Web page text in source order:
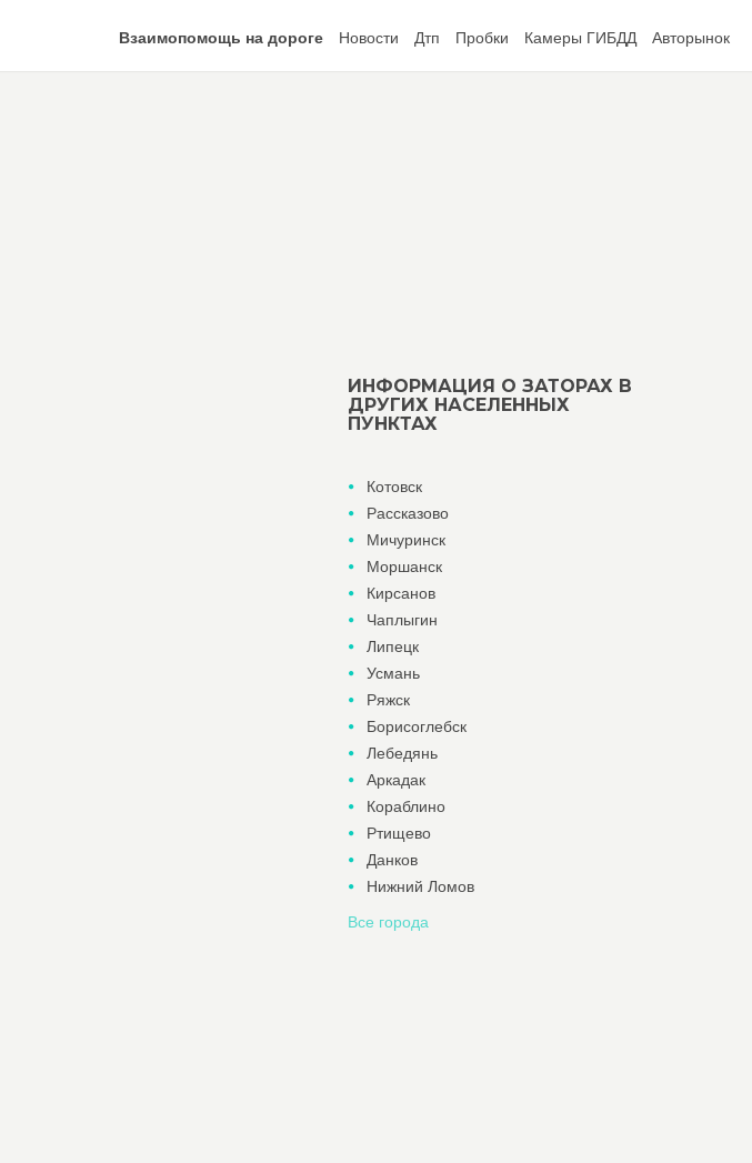
Взаимопомощь на дороге Новости Дтп Пробки Камеры ГИБДД Авторынок
ИНФОРМАЦИЯ О ЗАТОРАХ В
ДРУГИХ НАСЕЛЕННЫХ
ПУНКТАХ
Котовск
Рассказово
Мичуринск
Моршанск
Кирсанов
Чаплыгин
Липецк
Усмань
Ряжск
Борисоглебск
Лебедянь
Аркадак
Кораблино
Ртищево
Данков
Нижний Ломов
Все города